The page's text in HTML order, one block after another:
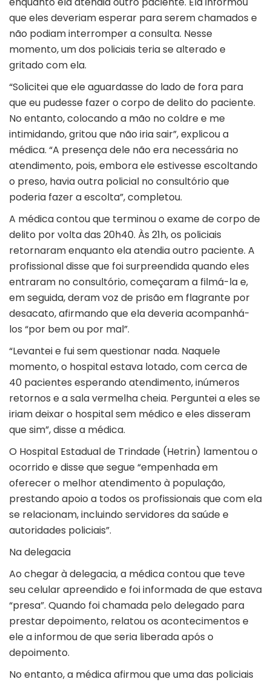
que eles deveriam esperar para serem chamados e
não podiam interromper a consulta. Nesse
momento, um dos policiais teria se alterado e
gritado com ela.
“Solicitei que ele aguardasse do lado de fora para
que eu pudesse fazer o corpo de delito do paciente.
No entanto, colocando a mão no coldre e me
intimidando, gritou que não iria sair”, explicou a
médica. “A presença dele não era necessária no
atendimento, pois, embora ele estivesse escoltando
o preso, havia outra policial no consultório que
poderia fazer a escolta”, completou.
A médica contou que terminou o exame de corpo de
delito por volta das 20h40. Às 21h, os policiais
retornaram enquanto ela atendia outro paciente. A
profissional disse que foi surpreendida quando eles
entraram no consultório, começaram a filmá-la e,
em seguida, deram voz de prisão em flagrante por
desacato, afirmando que ela deveria acompanhá-
los “por bem ou por mal”.
“Levantei e fui sem questionar nada. Naquele
momento, o hospital estava lotado, com cerca de
40 pacientes esperando atendimento, inúmeros
retornos e a sala vermelha cheia. Perguntei a eles se
iriam deixar o hospital sem médico e eles disseram
que sim”, disse a médica.
O Hospital Estadual de Trindade (Hetrin) lamentou o
ocorrido e disse que segue “empenhada em
oferecer o melhor atendimento à população,
prestando apoio a todos os profissionais que com ela
se relacionam, incluindo servidores da saúde e
autoridades policiais”.
Na delegacia
Ao chegar à delegacia, a médica contou que teve
seu celular apreendido e foi informada de que estava
“presa”. Quando foi chamada pelo delegado para
prestar depoimento, relatou os acontecimentos e
ele a informou de que seria liberada após o
depoimento.
No entanto, a médica afirmou que uma das policiais